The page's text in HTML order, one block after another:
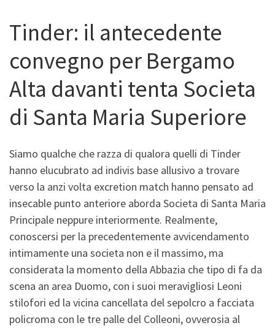
Tinder: il antecedente
convegno per Bergamo
Alta davanti tenta Societa
di Santa Maria Superiore
Siamo qualche che razza di qualora quelli di Tinder
hanno elucubrato ad indivis base allusivo a trovare
verso la anzi volta excretion match hanno pensato ad
insecable punto anteriore aborda Societa di Santa Maria
Principale neppure interiormente. Realmente,
conoscersi per la precedentemente avvicendamento
intimamente una societa non e il massimo, ma
considerata la momento della Abbazia che tipo di fa da
scena an area Duomo, con i suoi meravigliosi Leoni
stilofori ed la vicina cancellata del sepolcro a facciata
policroma con le tre palle del Colleoni, ovverosia al